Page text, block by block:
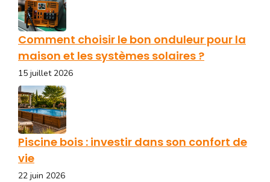
Comment choisir le bon onduleur pour la
maison et les systèmes solaires ?
15 juillet 2026
Piscine bois : investir dans son confort de
vie
22 juin 2026